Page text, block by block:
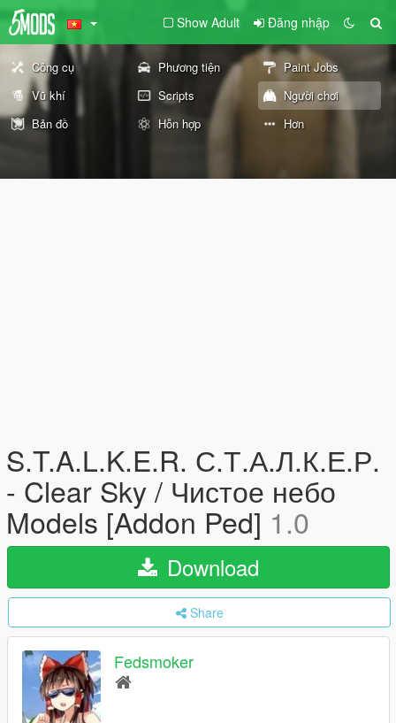
Show Adult Đăng nhập
Công cụ Phương tiện
Paint Jobs
Vũ khí
Scripts
Người chơi
Bản đồ
Hỗn hợp Hơn
S.T.A.L.K.E.R. С.Т.А.Л.К.Е.Р.
- Clear Sky / Чистое небо
Models [Addon Ped] 1.0
Download
Share
Fedsmoker